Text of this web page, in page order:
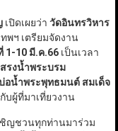
เปิดเผยว่า วัดอินทรวิหาร
พฯ เตรียมจัดงาน
1-10 มี.ค.66เป็นเวลา
สรงน้ำพระบรม
อน้ำพระพุทธมนต์ สมเด็จ
บผู้ที่มาเที่ยวงาน
ชิญชวนทุกท่านมาร่วม